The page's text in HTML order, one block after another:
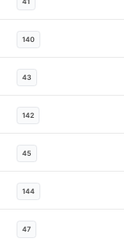
140
43
142
45
144
47